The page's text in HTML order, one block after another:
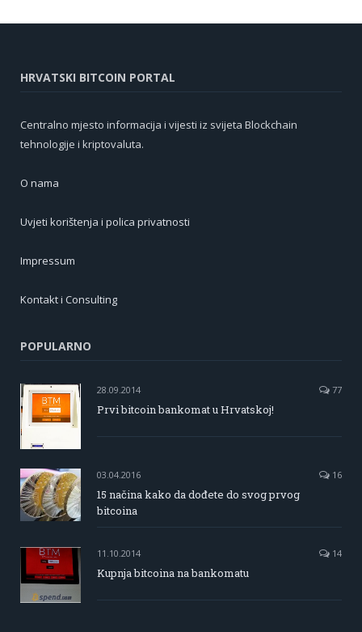
HRVATSKI BITCOIN PORTAL
Centralno mjesto informacija i vijesti iz svijeta Blockchain
tehnologije i kriptovaluta.
O nama
Uvjeti korištenja i polica privatnosti
Impressum
Kontakt i Consulting
POPULARNO
28.09.2014 77
Prvi bitcoin bankomat u Hrvatskoj!
03.04.2016 16
15 načina kako da dođete do svog prvog
bitcoina
11.10.2014 14
Kupnja bitcoina na bankomatu